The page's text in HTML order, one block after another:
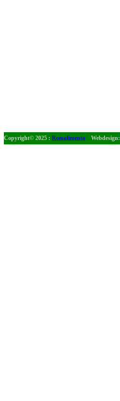
Copyright© 2025 : Romalimenta Webdesign: